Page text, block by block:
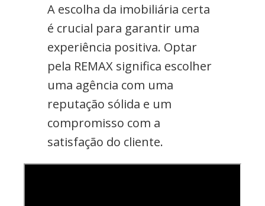
A escolha da imobiliária certa
é crucial para garantir uma
experiência positiva. Optar
pela REMAX significa escolher
uma agência com uma
reputação sólida e um
compromisso com a
satisfação do cliente.